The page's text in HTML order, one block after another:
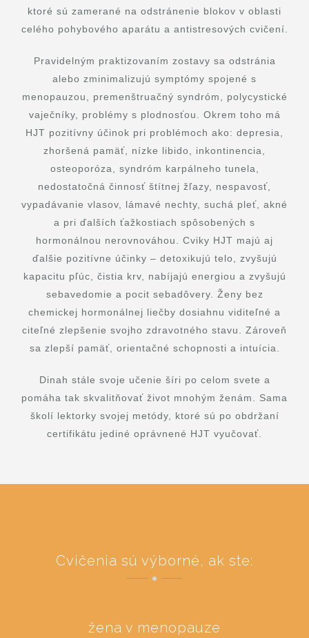
ktoré sú zamerané na odstránenie blokov v oblasti
celého pohybového aparátu a antistresových cvičení.
Pravidelným praktizovaním zostavy sa odstránia
alebo zminimalizujú symptómy spojené s
menopauzou, premenštruačný syndróm, polycystické
vaječníky, problémy s plodnosťou. Okrem toho má
HJT pozitívny účinok pri problémoch ako: depresia,
zhoršená pamäť, nízke libido, inkontinencia,
osteoporóza, syndróm karpálneho tunela,
nedostatočná činnosť štítnej žľazy, nespavosť,
vypadávanie vlasov, lámavé nechty, suchá pleť, akné
a pri ďalších ťažkostiach spôsobených s
hormonálnou nerovnováhou. Cviky HJT majú aj
ďalšie pozitívne účinky – detoxikujú telo, zvyšujú
kapacitu pľúc, čistia krv, nabíjajú energiou a zvyšujú
sebavedomie a pocit sebadôvery. Ženy bez
chemickej hormonálnej liečby dosiahnu viditeľné a
citeľné zlepšenie svojho zdravotného stavu. Zároveň
sa zlepší pamäť, orientačné schopnosti a intuícia.
Dinah stále svoje učenie šíri po celom svete a
pomáha tak skvalitňovať život mnohým ženám. Sama
školí lektorky svojej metódy, ktoré sú po obdržaní
certifikátu jediné oprávnené HJT vyučovať.
Cvičenia sú výborné, ak ste:
žena v menopauze